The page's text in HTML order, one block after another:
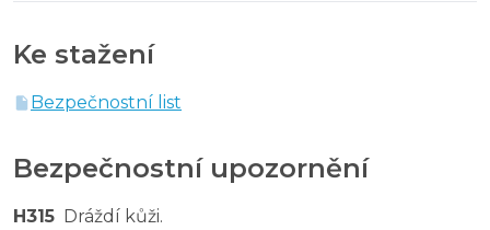
Ke stažení
Bezpečnostní list
Bezpečnostní upozornění
H315 Dráždí kůži.